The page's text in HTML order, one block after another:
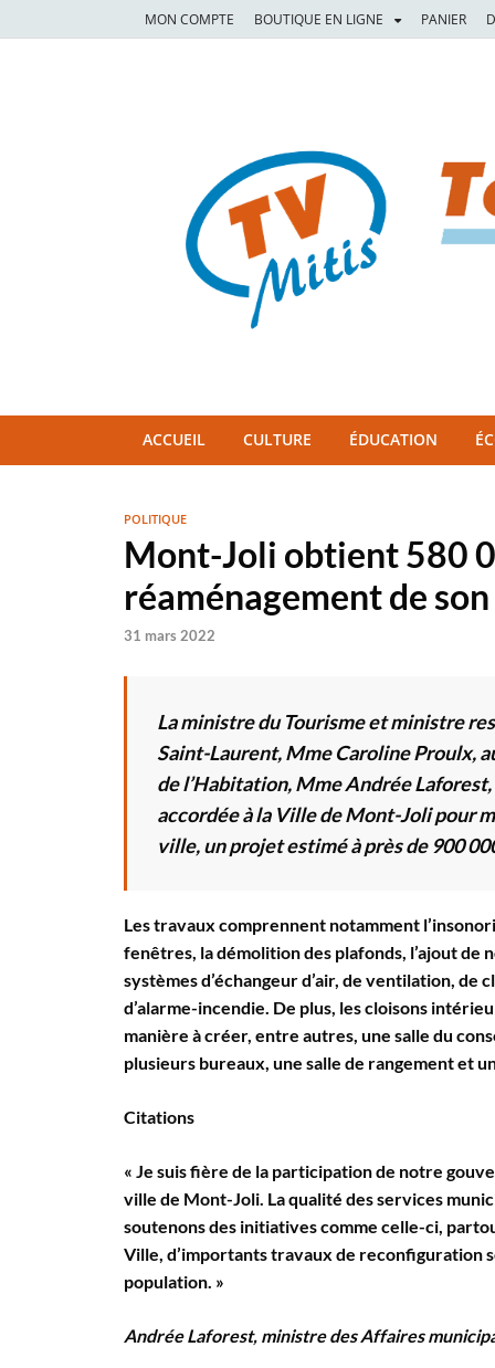
MON COMPTE BOUTIQUE EN LIGNE PANIER
TVM
ACCUEIL CULTURE ÉDUCATION
POLITIQUE
Mont-Joli obtient 580
réaménagement de
31 mars 2022
La ministre du Tourisme et ministre
Saint-Laurent, Mme Caroline Proulx,
de l’Habitation, Mme Andrée Laforest,
accordée à la Ville de Mont-Joli pour
ville, un projet estimé à près de 900
Les travaux comprennent notamment
fenêtres, la démolition des plafonds, l’ajout de
systèmes d’échangeur d’air, de ventilation, de
d’alarme-incendie. De plus, les cloisons
manière à créer, entre autres, une salle du
plusieurs bureaux, une salle de rangement et
Citations
« Je suis fière de la participation de notre
ville de Mont-Joli. La qualité des services
soutenons des initiatives comme celle-ci,
Ville, d’importants travaux de reconfiguration
population. »
Andrée Laforest, ministre des Affaires